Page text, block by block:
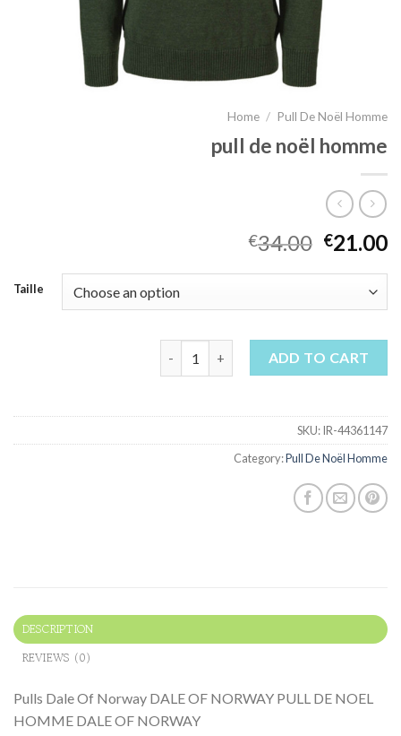
Home / Pull De Noël Homme
pull de noël homme
€34.00 €21.00
Taille
pull de noël homme quantity
ADD TO CART
SKU:IR-44361147
Category:Pull De Noël Homme
DESCRIPTION
REVIEWS (0)
Pulls Dale Of Norway DALE OF NORWAY PULL DE NOEL
HOMME DALE OF NORWAY